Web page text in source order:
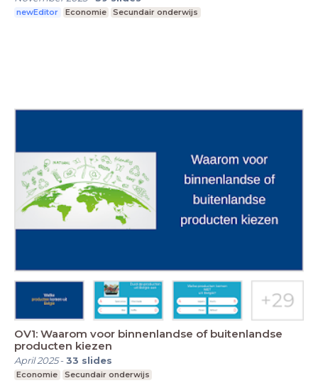
newEditor Economie Secundair onderwijs
OV1: Waarom voor binnenlandse of buitenlandse
producten kiezen
April 2025-33 slides
Economie Secundair onderwijs